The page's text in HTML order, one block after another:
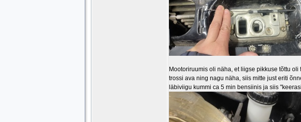
Mootoriruumis oli näha, et liigse pikkuse tõttu
trossi ava ning nagu näha, siis mitte just eriti
läbiviigu kummi ca 5 min bensiinis ja siis